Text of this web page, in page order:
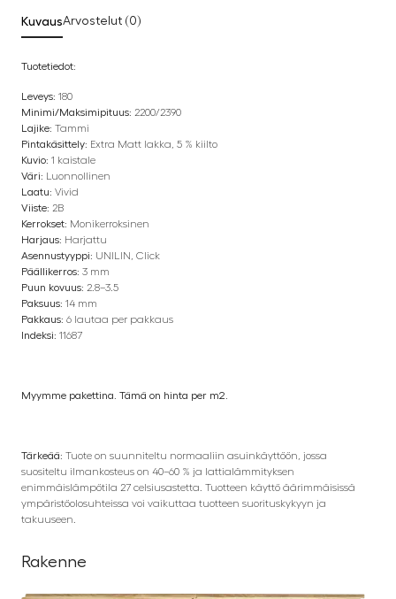
KuvausArvostelut (0)
Tuotetiedot:
Leveys: 180
Minimi/Maksimipituus: 2200/2390
Lajike: Tammi
Pintakäsittely: Extra Matt lakka, 5 % kiilto
Kuvio: 1 kaistale
Väri: Luonnollinen
Laatu: Vivid
Viiste: 2B
Kerrokset: Monikerroksinen
Harjaus: Harjattu
Asennustyyppi: UNILIN, Click
Päällikerros: 3 mm
Puun kovuus: 2.8–3.5
Paksuus: 14 mm
Pakkaus: 6 lautaa per pakkaus
Indeksi: 11687
Myymme pakettina. Tämä on hinta per m2.
Tärkeää: Tuote on suunniteltu normaaliin asuinkäyttöön, jossa
suositeltu ilmankosteus on 40–60 % ja lattialämmityksen
enimmäislämpötila 27 celsiusastetta. Tuotteen käyttö äärimmäisissä
ympäristöolosuhteissa voi vaikuttaa tuotteen suorituskykyyn ja
takuuseen.
Rakenne